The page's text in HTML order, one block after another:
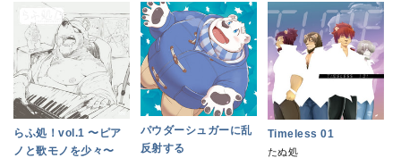
らふ処！vol.1 〜ピア
ノと歌モノを少々〜
パウダーシュガーに乱
反射する
Timeless 01
たぬ処